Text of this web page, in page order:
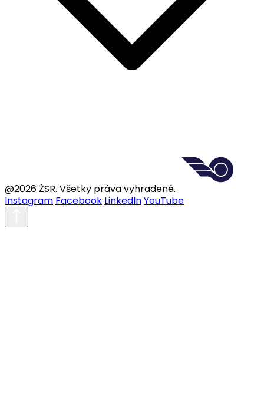
@2026 ŽSR. Všetky práva vyhradené.
Instagram Facebook LinkedInYouTube